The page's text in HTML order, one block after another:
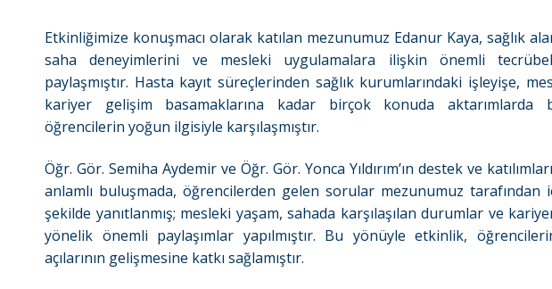
Etkinliğimize konuşmacı olarak katılan mezunumuz Edanur Kaya, sağlık
saha deneyimlerini ve mesleki uygulamalara ilişkin önemli
paylaşmıştır. Hasta kayıt süreçlerinden sağlık kurumlarındaki işleyişe,
kariyer gelişim basamaklarına kadar birçok konuda aktarımlarda
öğrencilerin yoğun ilgisiyle karşılaşmıştır.
Öğr. Gör. Semiha Aydemir ve Öğr. Gör. Yonca Yıldırım’ın destek ve
anlamlı buluşmada, öğrencilerden gelen sorular mezunumuz tarafından
şekilde yanıtlanmış; mesleki yaşam, sahada karşılaşılan durumlar ve
yönelik önemli paylaşımlar yapılmıştır. Bu yönüyle etkinlik,
açılarının gelişmesine katkı sağlamıştır.